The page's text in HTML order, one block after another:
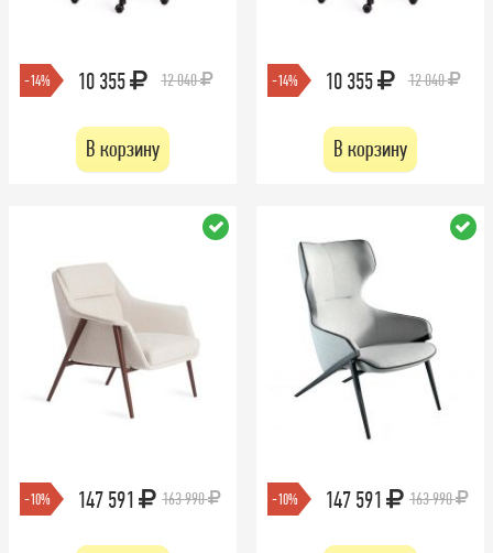
-14% 10 355 12 040
В корзину
-14% 10 355 12 040
В корзину
-10% 147 591 163 990 -10% 147 591 163 990